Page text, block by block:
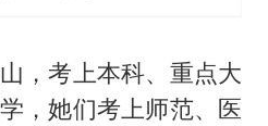
，考上本科、重点大
，她们考上师范、医